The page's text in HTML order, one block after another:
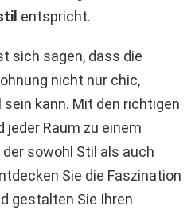
entspricht.
sich sagen, dass die
nicht nur chic,
kann. Mit den richtigen
jeder Raum zu einem
sowohl Stil als auch
Sie die Faszination
gestalten Sie Ihren